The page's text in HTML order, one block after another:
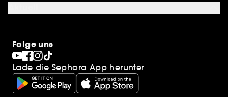
SEPHORA Prize
Clean at Sephora
Pride
Folge uns
Lade die Sephora App herunter